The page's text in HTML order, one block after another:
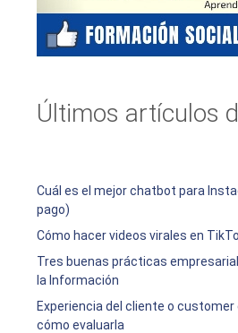
Últimos artículos
Cuál es el mejor chatbot para
pago)
Cómo hacer videos virales en
Tres buenas prácticas
la Información
Experiencia del cliente o customer
cómo evaluarla